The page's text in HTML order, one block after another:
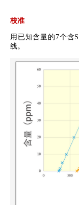
校准
用已知含量的 7个含S
线。